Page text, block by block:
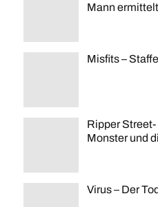
Mann
Misfits –
Ripper
Monster und
Virus – Der